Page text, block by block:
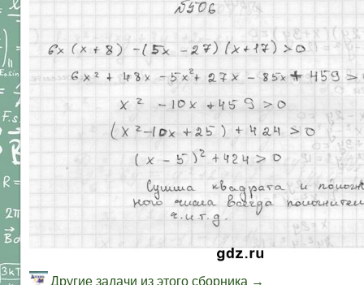
Другие задачи из этого сборника →